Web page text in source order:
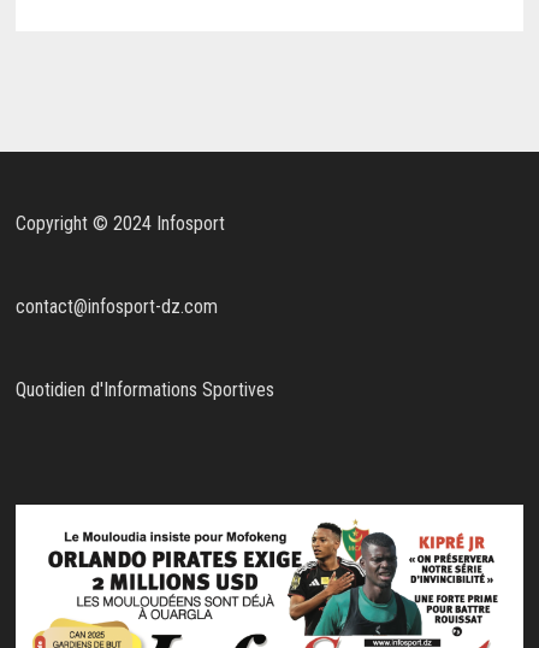
Copyright © 2024 Infosport
contact@infosport-dz.com
Quotidien d'Informations Sportives